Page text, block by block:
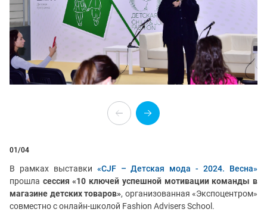
01 /04
В рамках выставки «CJF – Детская мода - 2024. Весна»
прошла сессия «10 ключей успешной мотивации команды в
магазине детских товаров», организованная «Экспоцентром»
совместно с онлайн-школой Fashion Advisers School.